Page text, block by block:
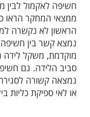
חשיפה לאקמול לבין
ממצאי המחקר הראו
הראשון לא נקשרה
נמצא קשר בין חשיפה
מוקדמת, משקל לידה
סביב הלידה. גם
נמצאה קשורה
או לאי ספיקת כליות